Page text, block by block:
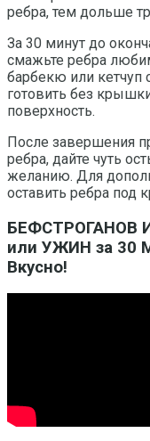
ребра, тем дольше
За 30 минут до
смажьте ребра
барбекю или кетчуп
готовить без
поверхность.
После завершения
ребра, дайте чуть
желанию. Для
оставить ребра под
БЕФСТРОГАНОВ
или УЖИН за 30
Вкусно!